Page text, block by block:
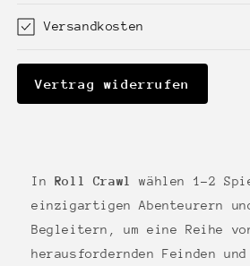
Versandkosten
Vertrag widerrufen
In Roll Crawl
wählen 1-2
einzigartigen Abenteurern
Begleitern, um eine Reihe
herausfordernden Feinden